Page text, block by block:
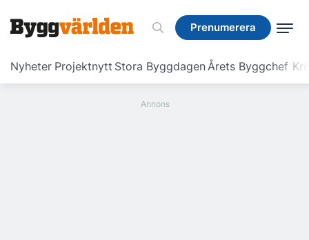
Prenumerera
Nyheter Projektnytt Stora ByggdagenÅrets Byggchef
Prenumerera